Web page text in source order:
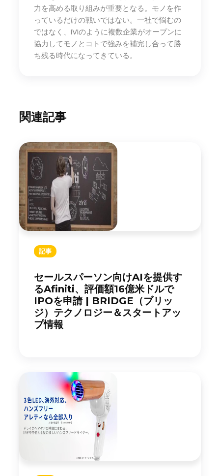
力を高める取り組みが重要となる。モノを作
っているだけの戦いではない。一社で悩むの
ではなく、IVIのように複数企業がオープンに
協力してモノとコトで強みを補完し合って勝
ち残る時代になってきている。
関連記事
記事
セールスパーソン向けAIを提供す
るAfiniti、評価額16億米ドルで
IPOを申請 | BRIDGE（ブリッ
ジ）テクノロジー＆スタートアッ
プ情報